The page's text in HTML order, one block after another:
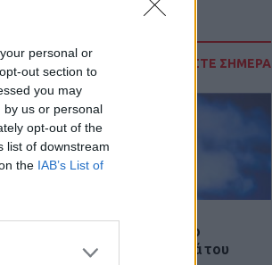
personal or
out section to
you may
by us or personal
opt-out of the
list of downstream
the IAB’s List of
ΔΙΑΒΑΣΤΕ ΣΗΜΕΡΑ
O Γιώργος Παράσχος ξανά στο
νοσοκομείο για θεραπεία κατά του